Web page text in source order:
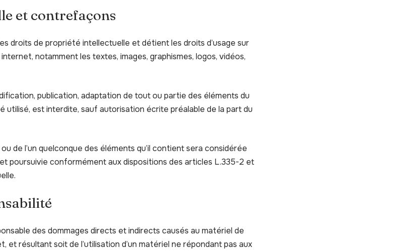
et contrefaçons
droits de propriété intellectuelle et détient les droits d’usage sur
notamment les textes, images, graphismes, logos, vidéos,
publication, adaptation de tout ou partie des éléments du
utilisé, est interdite, sauf autorisation écrite préalable de la part du
de l’un quelconque des éléments qu’il contient sera considérée
poursuivie conformément aux dispositions des articles L.335-2 et
des dommages directs et indirects causés au matériel de
et résultant soit de l’utilisation d’un matériel ne répondant pas aux